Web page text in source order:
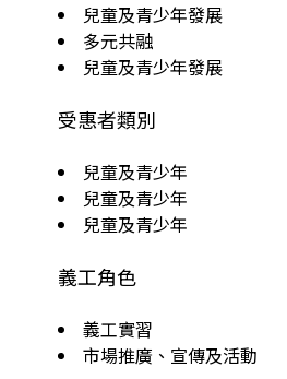
兒童及青少年發展
多元共融
兒童及青少年發展
受惠者類別
兒童及青少年
兒童及青少年
兒童及青少年
義工角色
義工實習
市場推廣、宣傳及活動